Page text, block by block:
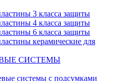
3 класса защиты
4 класса защиты
6 класса защиты
керамические для
СИСТЕМЫ
системы с подсумками